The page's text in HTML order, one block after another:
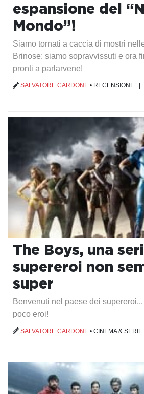
espansione del
Mondo”!
Siamo tornati a caccia di mostri
Brinose: siamo sopravvissuti e ora
pronti a parlarvene!
SALVATORE CARDONE • RECENSIONE
The Boys, una
supereroi non
super
Benvenuti nel paese dei
poco eroi!
SALVATORE CARDONE • CINEMA & SERIE